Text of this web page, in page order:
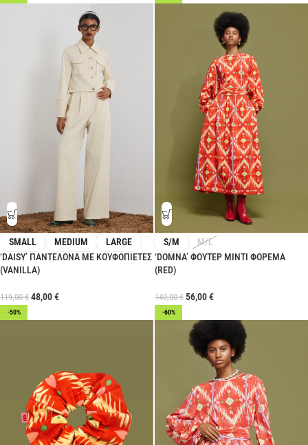
SMALL MEDIUM
LARGE
‘DAISY’ ΠΑΝΤΕΛΟΝΑ ΜΕ ΚΟΥΦΟΠΙΕΤΕΣ
(VANILLA)
119,00€ 48,00€
S/M
M/L
‘DOMNA’ ΦΟΥΤΕΡ ΜΙΝΤΙ ΦΟΡΕΜΑ
(RED)
140,00€ 56,00€
-50% -60%